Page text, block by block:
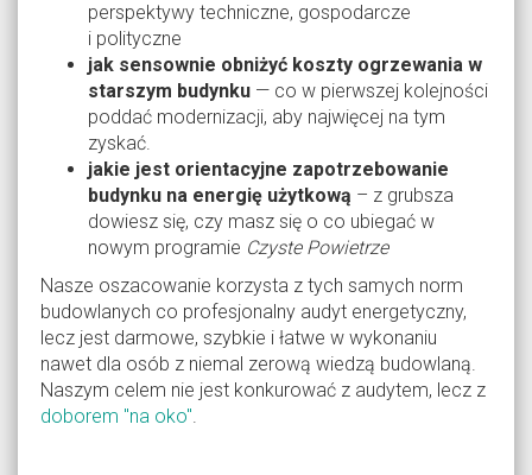
perspektywy techniczne, gospodarcze
i polityczne
jak sensownie obniżyć koszty ogrzewania w
starszym budynku — co w pierwszej kolejności
poddać modernizacji, aby najwięcej na tym
zyskać.
jakie jest orientacyjne zapotrzebowanie
budynku na energię użytkową – z grubsza
dowiesz się, czy masz się o co ubiegać w
nowym programie Czyste Powietrze
Nasze oszacowanie korzysta z tych samych norm
budowlanych co profesjonalny audyt energetyczny,
lecz jest darmowe, szybkie i łatwe w wykonaniu
nawet dla osób z niemal zerową wiedzą budowlaną.
Naszym celem nie jest konkurować z audytem, lecz z
doborem "na oko".